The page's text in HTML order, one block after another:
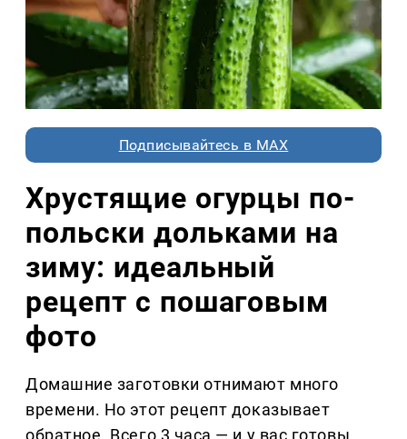
Подписывайтесь в MAX
Хрустящие огурцы по-
польски дольками на
зиму: идеальный
рецепт с пошаговым
фото
Домашние заготовки отнимают много
времени. Но этот рецепт доказывает
обратное. Всего 3 часа — и у вас готовы